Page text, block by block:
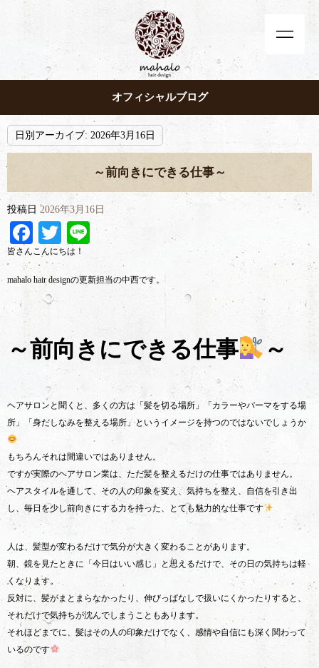
オフィシャルブログ
日別アーカイブ: 2026年3月16日
～前向きにできる仕事～
投稿日 2026年3月16日
Facebook
Twitter
Line
皆さんこんにちは！
mahalo hair designの更新担当の中西です。
～前向きにできる仕事 ～
ヘアサロンと聞くと、多くの方は「髪を切る場所」「カラーやパーマをする場
所」「身だしなみを整える場所」というイメージを持つのではないでしょうか
もちろんそれは間違いではありません。
ですが実際のヘアサロン業は、ただ髪を整えるだけの仕事ではありません。
ヘアスタイルを通して、その人の印象を変え、気持ちを整え、自信を引き出
し、毎日を少し前向きにする力を持った、とても魅力的な仕事です
人は、髪型が変わるだけで気分が大きく変わることがあります。
朝、鏡を見たときに「今日はいい感じ」と思えるだけで、その日の気持ちは軽
くなります。
反対に、髪がまとまらなかったり、伸びっぱなしで扱いにくかったりすると、
それだけで気持ちが沈んでしまうこともあります。
それほどまでに、髪はその人の印象だけでなく、感情や自信にも深く関わって
いるのです